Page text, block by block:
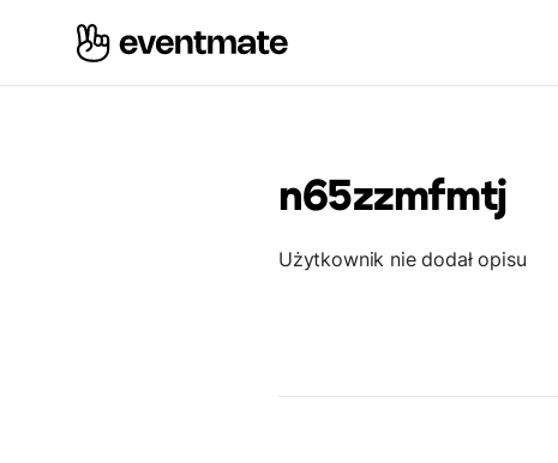
n65zzmfmtj
Użytkownik nie dodał opisu